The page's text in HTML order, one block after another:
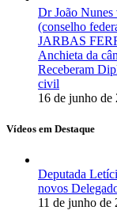
Dr João
(conselho
JARBAS
Anchieta da
Receberam
civil
16 de junho de
Vídeos em Destaque
Deputada
novos
11 de junho de